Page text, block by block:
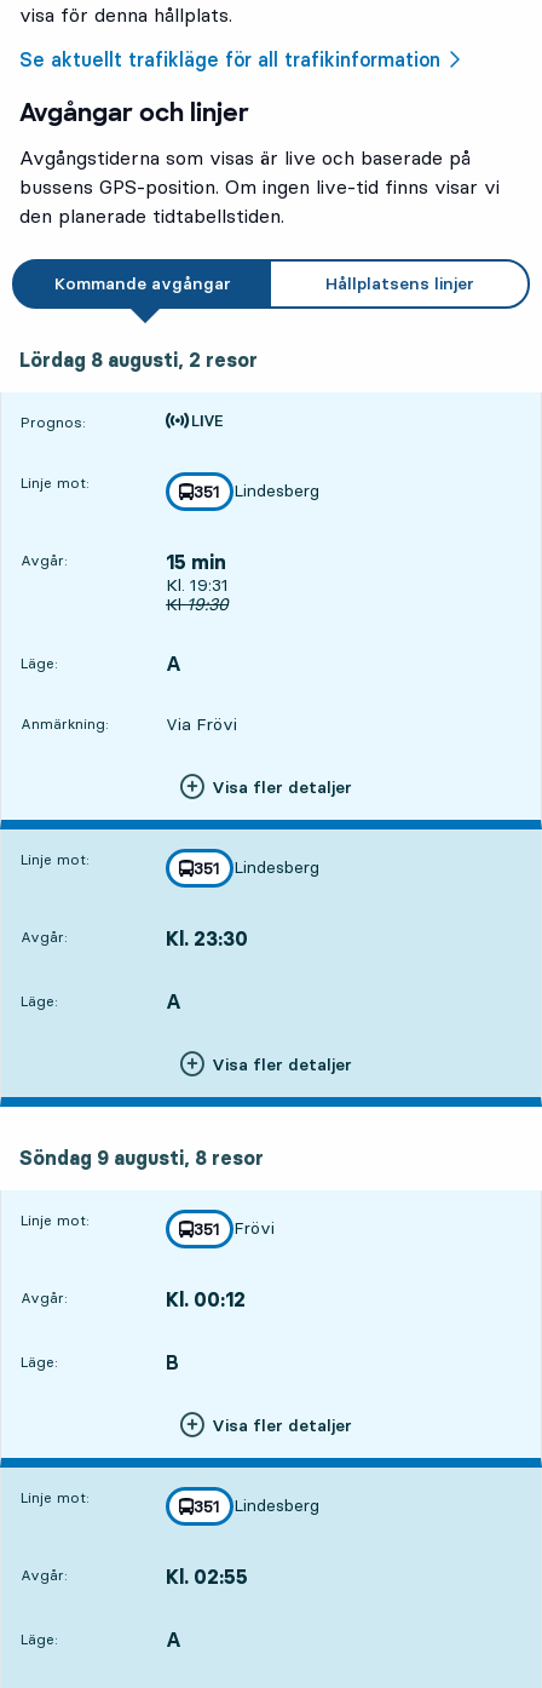
visa för denna hållplats.
Se aktuellt trafikläge för all trafikinformation
Avgångar och linjer
Avgångstiderna som visas är live och baserade på
bussens GPS-position. Om ingen live-tid finns visar vi
den planerade tidtabellstiden.
Kommande avgångar Hållplatsens linjer
Lördag 8 augusti, 2 resor
Prognos:
Tiden är prognos
Linje mot: linje
351
mot
Lindesberg
,
Avgår: 15 min
Avgår, Kl. 19:31, om 15 min
Kl. 19:31
Ursprunglig avgångstid
Kl19:30
Läge:
LÄGE, A
,
Anmärkning: Via Frövi
Visa fler detaljer
Linje mot: linje
351
mot
Lindesberg
,
Avgår: Kl. 23:30
Läge:
LÄGE, A
,
Visa fler detaljer
Söndag 9 augusti, 8 resor
Linje mot: linje
351
mot
Frövi
,
Avgår: Kl. 00:12
Läge:
LÄGE, B
,
Visa fler detaljer
Linje mot: linje
351
mot
Lindesberg
,
Avgår: Kl. 02:55
Läge:
LÄGE, A
,